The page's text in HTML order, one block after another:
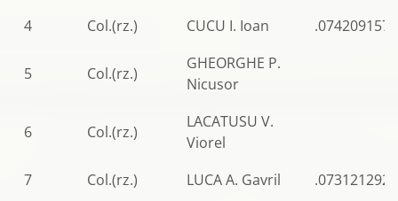
4 Col.(rz.) CUCU I. Ioan .0742091570
5 Col.(rz.)
GHEORGHE P.
Nicusor
6 Col.(rz.)
LACATUSU V.
Viorel
7
Col.(rz.) LUCA A. Gavril .0731212921